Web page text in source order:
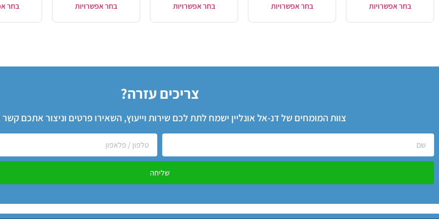
בחר אפשרויות בחר אפשרויות בחר אפשרויות בחר אפשרויות בחר
צריכים עזרה?
צוות המומחים של דנ-אל אונליין ישמח לתת לכם שירות וייעוץ, השאירו פרטים וניצור אתכם
שליחה